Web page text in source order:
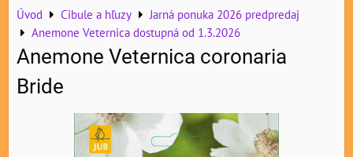
Úvod Cibule a hľuzy
Jarná ponuka 2026 predpredaj
Anemone Veternica dostupná od 1.3.2026
Anemone Veternica coronaria
Bride